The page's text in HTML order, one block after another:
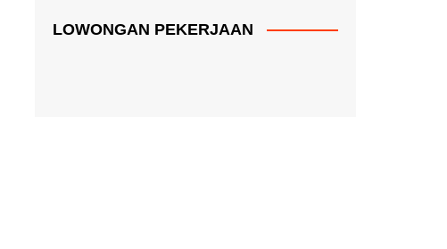
LOWONGAN PEKERJAAN